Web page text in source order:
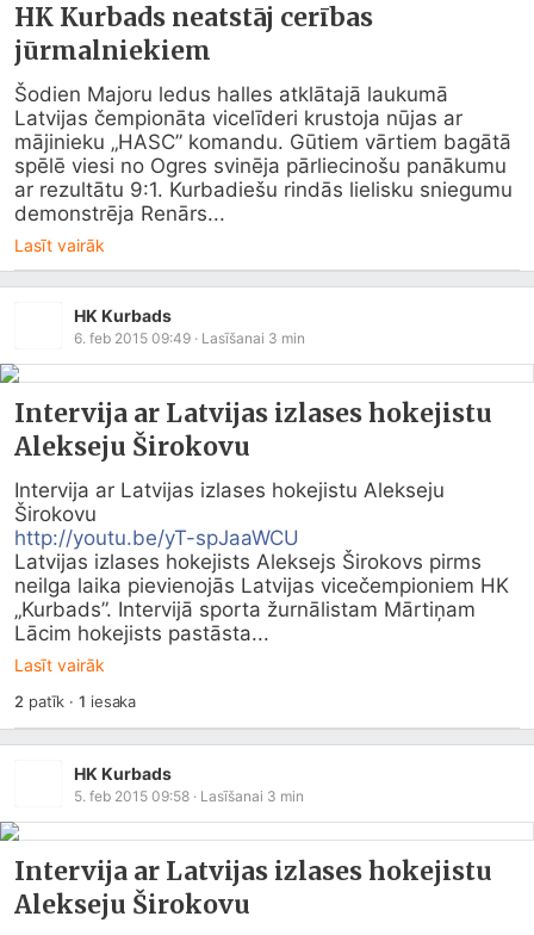
HK Kurbads neatstāj cerības
jūrmalniekiem
Šodien Majoru ledus halles atklātajā laukumā
Latvijas čempionāta vicelīderi krustoja nūjas ar
mājinieku „HASC” komandu. Gūtiem vārtiem bagātā
spēlē viesi no Ogres svinēja pārliecinošu panākumu
ar rezultātu 9:1. Kurbadiešu rindās lielisku sniegumu
demonstrēja Renārs...
Lasīt vairāk
HK Kurbads
6. feb 2015 09:49 · Lasīšanai 3 min
Intervija ar Latvijas izlases hokejistu
Alekseju Širokovu
Intervija ar Latvijas izlases hokejistu Alekseju
http://youtu.be/yT-spJaaWCU
Latvijas izlases hokejists Aleksejs Širokovs pirms
neilga laika pievienojās Latvijas vicečempioniem HK
„Kurbads”. Intervijā sporta žurnālistam Mārtiņam
Lācim hokejists pastāsta...
Lasīt vairāk
2 patīk ·1 iesaka
HK Kurbads
5. feb 2015 09:58 · Lasīšanai 3 min
Intervija ar Latvijas izlases hokejistu
Alekseju Širokovu